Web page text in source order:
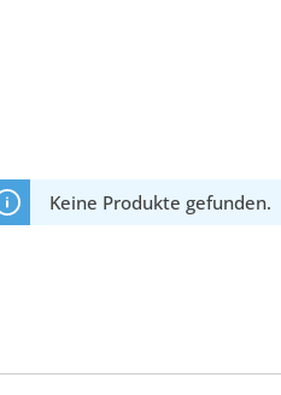
Keine Produkte gefunden.